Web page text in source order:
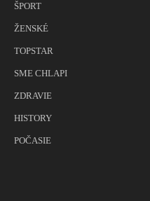
ŠPORT
ŽENSKÉ
TOPSTAR
SME CHLAPI
ZDRAVIE
HISTORY
POČASIE